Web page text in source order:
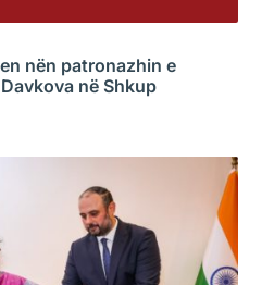
nën patronazhin e
në Shkup